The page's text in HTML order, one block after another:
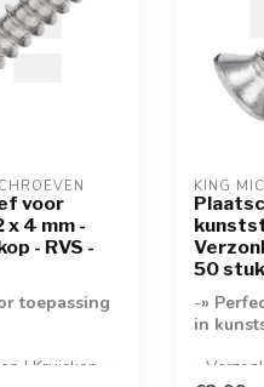
voor
4 mm -
- RVS -
toepassing
| Kruiskop- »
KING
50
-»
in
»